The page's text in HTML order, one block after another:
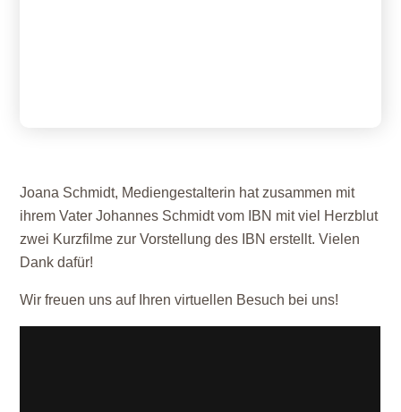
Joana Schmidt, Mediengestalterin hat zusammen mit
ihrem Vater Johannes Schmidt vom IBN mit viel Herzblut
zwei Kurzfilme zur Vorstellung des IBN erstellt. Vielen
Dank dafür!
Wir freuen uns auf Ihren virtuellen Besuch bei uns!